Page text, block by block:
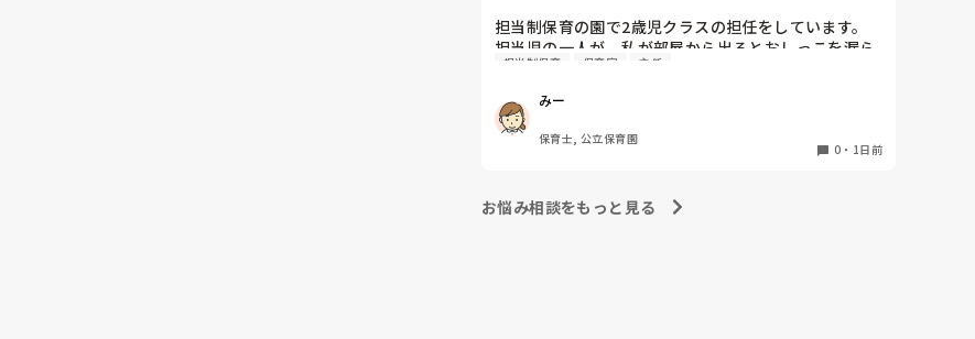
今は８月。
１週間休んでいます。
家でもやることはあります。
日常生活すら支障をきたすほどになりました。
なので、子ども椅子程度の高さの踏み台に座って、試
してみました。
担当制保育の園で2歳児クラスの担任をしています。
担当児の一人が、私が部屋から出るとおしっこを漏ら
すようになりました。
ます。4月から私への執着が強かったのですが、特に
寝かしつけの時に私がそばに行かないと繰り返し大き
い声で呼んだり私が寝かしつけしている子にちょっか
パンツで寝れる子が増えてきて、寝かしつけの時にト
担当制保育 保育室 主任
みー
保育士, 公立保育園
0 ・ 1日前
お悩み相談をもっと見る